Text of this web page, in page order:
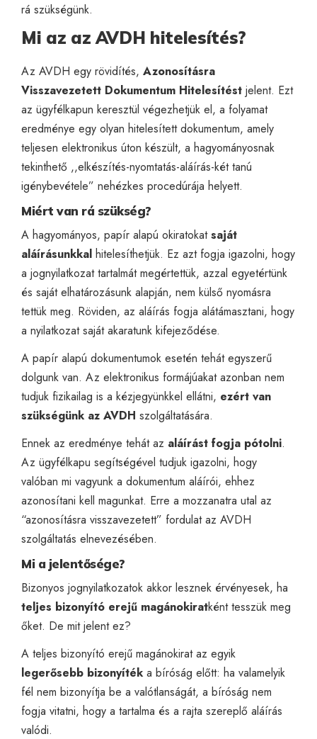
rá szükségünk.
Mi az az AVDH hitelesítés?
Az AVDH egy rövidítés, Azonosításra
Visszavezetett Dokumentum Hitelesítést jelent. Ezt
az ügyfélkapun keresztül végezhetjük el, a folyamat
eredménye egy olyan hitelesített dokumentum, amely
teljesen elektronikus úton készült, a hagyományosnak
tekinthető ,,elkészítés-nyomtatás-aláírás-két tanú
igénybevétele” nehézkes procedúrája helyett.
Miért van rá szükség?
A hagyományos, papír alapú okiratokatsaját
aláírásunkkal hitelesíthetjük. Ez azt fogja igazolni, hogy
a jognyilatkozat tartalmát megértettük, azzal egyetértünk
és saját elhatározásunk alapján, nem külső nyomásra
tettük meg. Röviden, az aláírás fogja alátámasztani, hogy
a nyilatkozat saját akaratunk kifejeződése.
A papír alapú dokumentumok esetén tehát egyszerű
dolgunk van. Az elektronikus formájúakat azonban nem
tudjuk fizikailag is a kézjegyünkkel ellátni, ezért van
szükségünk az AVDH szolgáltatására.
Ennek az eredménye tehát az aláírást fogja pótolni.
Az ügyfélkapu segítségével tudjuk igazolni, hogy
valóban mi vagyunk a dokumentum aláírói, ehhez
azonosítani kell magunkat. Erre a mozzanatra utal az
“azonosításra visszavezetett” fordulat az AVDH
szolgáltatás elnevezésében.
Mi a jelentősége?
Bizonyos jognyilatkozatok akkor lesznek érvényesek, ha
teljes bizonyító erejű magánokiratként tesszük meg
őket. De mit jelent ez?
A teljes bizonyító erejű magánokirat az egyik
legerősebb bizonyíték a bíróság előtt: ha valamelyik
fél nem bizonyítja be a valótlanságát, a bíróság nem
fogja vitatni, hogy a tartalma és a rajta szereplő aláírás
valódi.